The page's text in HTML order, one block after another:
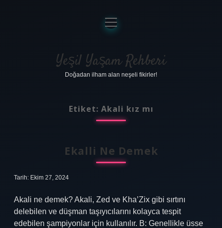
Anasayfa
Gizlilik Politikası
Yasal Uyarı
menüyü
aç
Yeşil Yaşam Rehberi
Doğadan ilham alan neşeli fikirler!
Etiket: Akali kız mı
Ekalli Ne Demek
Tarih: Ekim 27, 2024
Akali ne demek? Akali, Zed ve Kha’Zix gibi sırtını
delebilen ve düşman taşıyıcılarını kolayca tespit
edebilen şampiyonlar için kullanılır. B: Genellikle üsse